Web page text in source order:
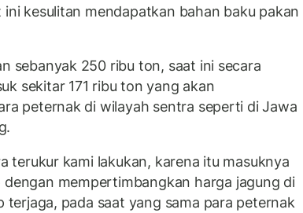
kesulitan mendapatkan bahan baku pakan
sebanyak 250 ribu ton, saat ini secara
sekitar 171 ribu ton yang akan
peternak di wilayah sentra seperti di Jawa
terukur kami lakukan, karena itu masuknya
mempertimbangkan harga jagung di
pada saat yang sama para peternak